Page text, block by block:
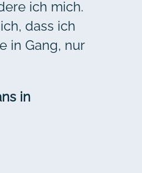
ich mich.
dass ich
in Gang, nur
in